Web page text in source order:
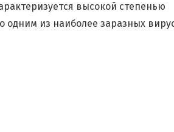
высокой степенью
одним из наиболее заразных